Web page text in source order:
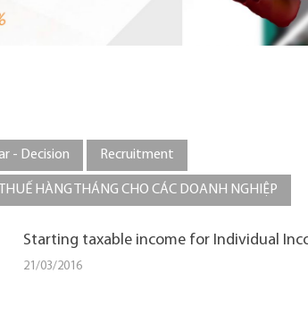
- Decision Recruitment
HÀNG THÁNG CHO CÁC DOANH NGHIỆP
Starting taxable income for Individual
21/03/2016